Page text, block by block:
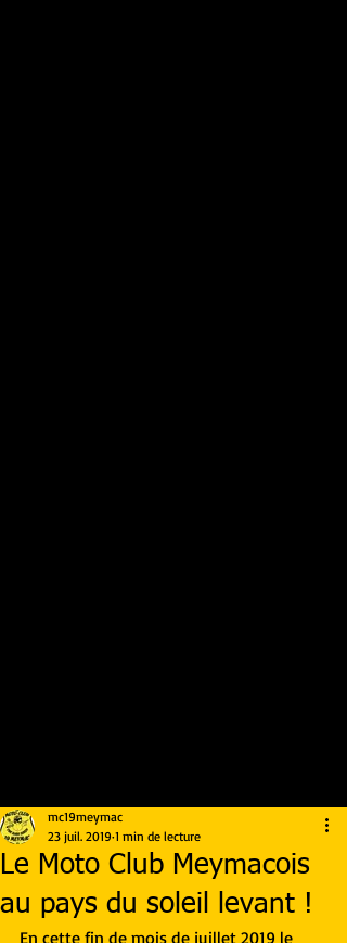
Le Moto Club Meymacois
au pays du soleil levant !
mc19meymac
23 juil. 2019 1 min de lecture
En cette fin de mois de juillet 2019 le